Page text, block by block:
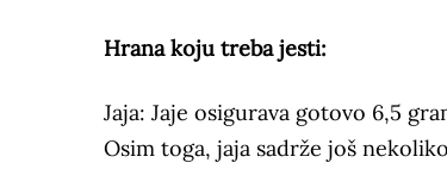
Hrana koju treba jesti:
Jaja: Jaje osigurava gotovo 6,5
Osim toga, jaja sadrže još